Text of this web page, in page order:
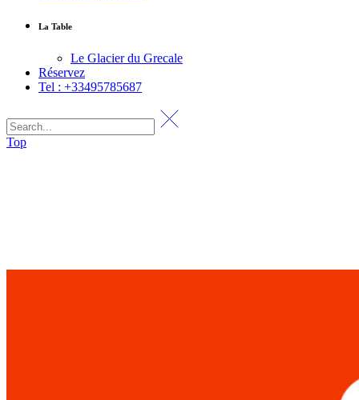
La Table
Le Glacier du Grecale
Réservez
Tel : +33495785687
Top